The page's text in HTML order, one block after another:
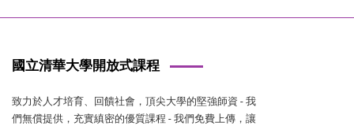
國立清華大學開放式課程
致力於人才培育、回饋社會，頂尖大學的堅強師資 - 我
們無償提供，充實縝密的優質課程 - 我們免費上傳，讓